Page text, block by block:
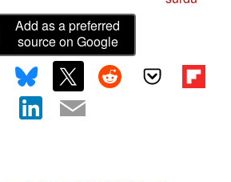
Add as a preferred
source on Google